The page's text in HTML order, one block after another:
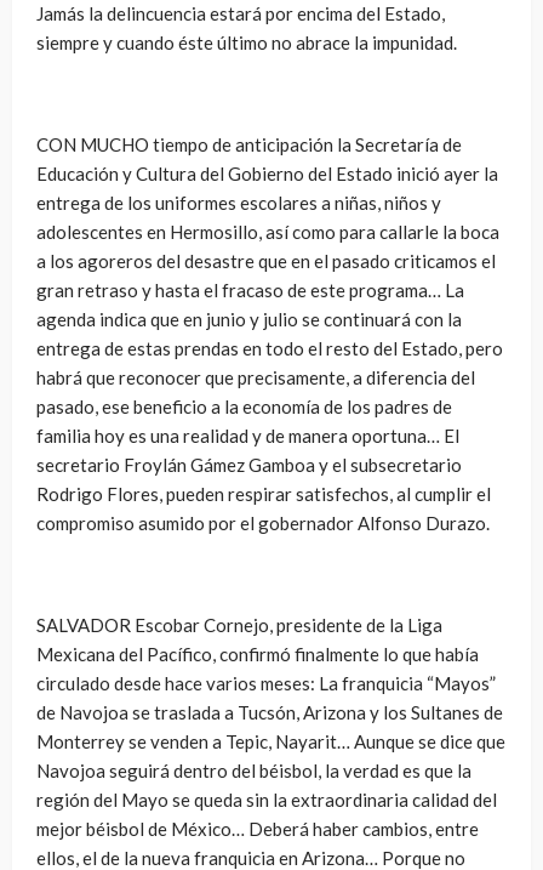
Jamás la delincuencia estará por encima del Estado,
siempre y cuando éste último no abrace la impunidad.
CON MUCHO tiempo de anticipación la Secretaría de
Educación y Cultura del Gobierno del Estado inició ayer la
entrega de los uniformes escolares a niñas, niños y
adolescentes en Hermosillo, así como para callarle la boca
a los agoreros del desastre que en el pasado criticamos el
gran retraso y hasta el fracaso de este programa… La
agenda indica que en junio y julio se continuará con la
entrega de estas prendas en todo el resto del Estado, pero
habrá que reconocer que precisamente, a diferencia del
pasado, ese beneficio a la economía de los padres de
familia hoy es una realidad y de manera oportuna… El
secretario Froylán Gámez Gamboa y el subsecretario
Rodrigo Flores, pueden respirar satisfechos, al cumplir el
compromiso asumido por el gobernador Alfonso Durazo.
SALVADOR Escobar Cornejo, presidente de la Liga
Mexicana del Pacífico, confirmó finalmente lo que había
circulado desde hace varios meses: La franquicia “Mayos”
de Navojoa se traslada a Tucsón, Arizona y los Sultanes de
Monterrey se venden a Tepic, Nayarit… Aunque se dice que
Navojoa seguirá dentro del béisbol, la verdad es que la
región del Mayo se queda sin la extraordinaria calidad del
mejor béisbol de México… Deberá haber cambios, entre
ellos, el de la nueva franquicia en Arizona… Porque no